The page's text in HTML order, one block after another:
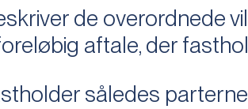
de overordnede
aftale, der
således